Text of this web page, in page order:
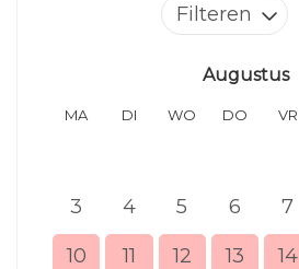
Filteren
Augustus
MA DI WO DO VR
3 4 5 6 7
10 11 12 13 14